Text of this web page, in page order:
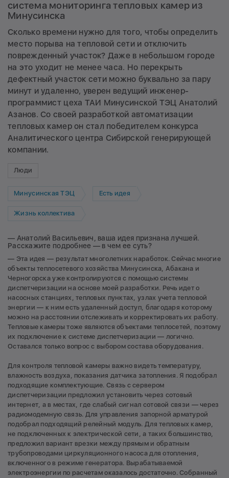
система мониторинга тепловых камер из
Минусинска
Сколько времени нужно для того, чтобы определить
место порыва на тепловой сети и отключить
поврежденный участок? Даже в небольшом городе
на это уходит не менее часа. Но перекрыть
дефектный участок сети можно буквально за пару
минут и удаленно, уверен ведущий инженер-
программист цеха ТАИ Минусинской ТЭЦ Анатолий
Азанов. Со своей разработкой автоматизации
тепловых камер он стал победителем конкурса
Аналитического центра Сибирской генерирующей
компании.
Люди
Минусинская ТЭЦ Есть идея
Жизнь коллектива
— Анатолий Васильевич, ваша идея признана лучшей.
Расскажите подробнее — в чем ее суть?
— Эта идея — результат многолетних наработок. Сейчас многие
объекты теплосетевого хозяйства Минусинска, Абакана и
Черногорска уже контролируются с помощью системы
диспетчеризации на основе моей разработки. Речь идет о
насосных станциях, тепловых пунктах, узлах учета тепловой
энергии — к ним есть удаленный доступ, благодаря которому
можно на расстоянии отслеживать и корректировать их работу.
Тепловые камеры тоже являются объектами теплосетей, поэтому
их подключение к системе диспетчеризации — логично.
Оставался только вопрос с выбором состава оборудования.
Для контроля тепловой камеры важно видеть температуру,
влажность воздуха, показания датчика затопления. Я подобрал
подходящие комплектующие. Связь с сервером
диспетчеризации предложил установить через сотовый
интернет, а в местах, где слабый сигнал сотовой связи — через
радиомодемную связь. Для управления запорной арматурой
подобрал подходящий релейный модуль. Для тепловых камер,
не подключенных к электрической сети, а таких большинство,
предложил вариант врезки между прямым и обратным
трубопроводами циркуляционного насоса для отопления,
включенного в режиме генератора. Вырабатываемой
электроэнергии по расчетам оказалось достаточно. Собранный